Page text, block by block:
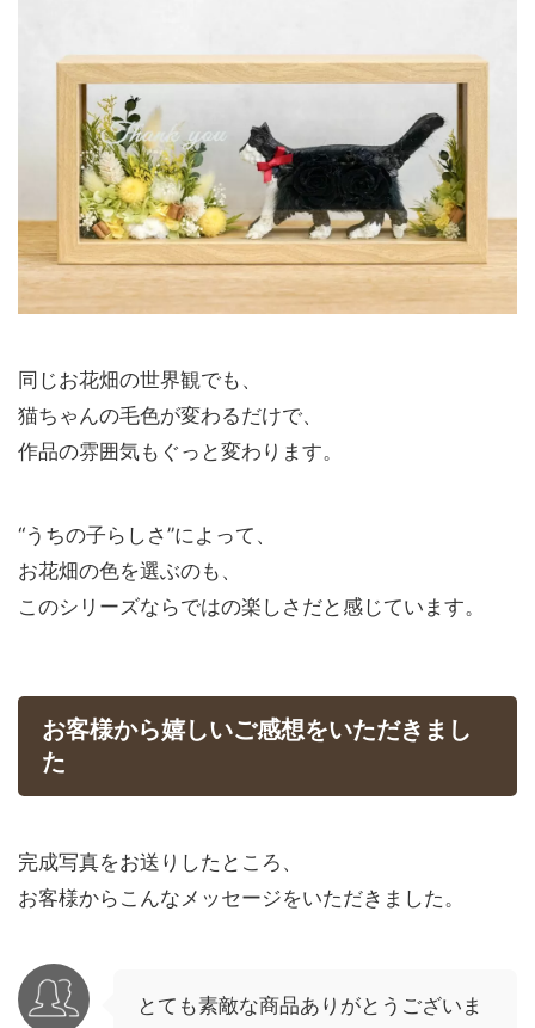
同じお花畑の世界観でも、
猫ちゃんの毛色が変わるだけで、
作品の雰囲気もぐっと変わります。
“うちの子らしさ”によって、
お花畑の色を選ぶのも、
このシリーズならではの楽しさだと感じています。
お客様から嬉しいご感想をいただきまし
た
完成写真をお送りしたところ、
お客様からこんなメッセージをいただきました。
とても素敵な商品ありがとうございま